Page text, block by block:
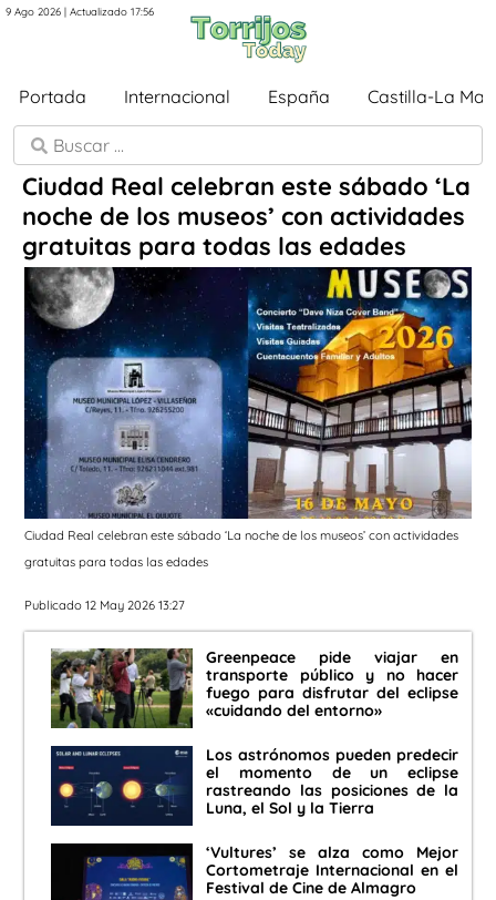
9 Ago 2026 | Actualizado 17:56
Portada Internacional España Castilla-La
Ciudad Real celebran este sábado ‘La
noche de los museos’ con actividades
gratuitas para todas las edades
Ciudad Real celebran este sábado ‘La noche de los museos’ con actividades
gratuitas para todas las edades
Publicado 12 May 2026 13:27
Greenpeace pide viajar en
transporte público y no hacer
fuego para disfrutar del eclipse
«cuidando del entorno»
Los astrónomos pueden predecir
el momento de un eclipse
rastreando las posiciones de la
Luna, el Sol y la Tierra
‘Vultures’ se alza como Mejor
Cortometraje Internacional en el
Festival de Cine de Almagro